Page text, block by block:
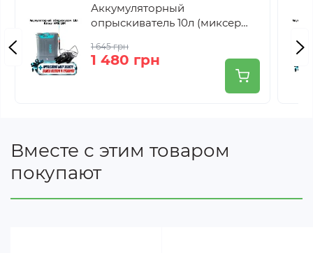
Аккумуляторный
опрыскиватель 10л (миксер
HPS10M
1 645 грн
1 480 грн
Вместе с этим товаром
покупают